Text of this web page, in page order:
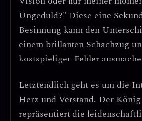
Ungeduld?" Diese eine
Besinnung kann den
einem brillanten Schachzug
kostspieligen Fehler
Letztendlich geht es um die
Herz und Verstand. Der König
repräsentiert die